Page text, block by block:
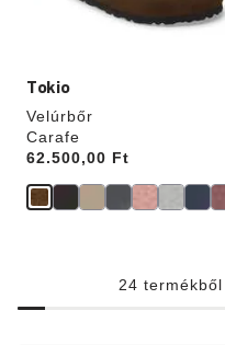
Tokio
Velúrbőr
Carafe
Price:
62.500,00 Ft
24